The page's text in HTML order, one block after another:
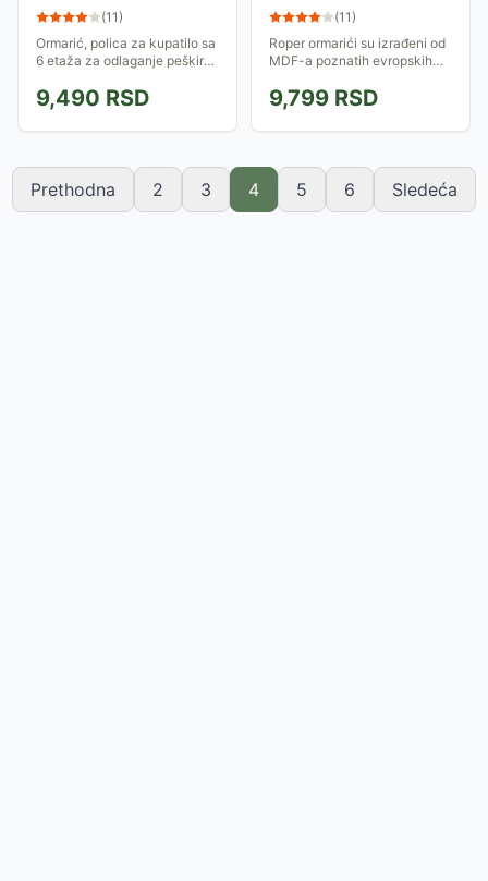
Acacia (11)
Ormarić, polica za kupatilo sa
6 etaža za odlaganje peškira,
kupatilo. Police su različitih
dubina, a jedan odeljak...
9,490 RSD
(11)
Roper ormarići su izrađeni od
MDF-a poznatih evropskih
kvaliteta.
9,799 RSD
Prethodna 2 3 4 5 6 Sledeća